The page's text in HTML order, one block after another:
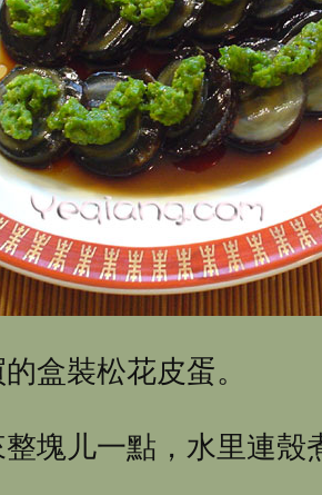
盒裝松花皮蛋。
塊儿一點，水里連殼